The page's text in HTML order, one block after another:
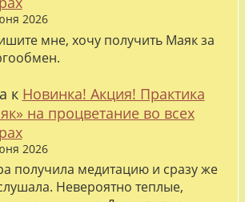
2026
мне, хочу получить Маяк за
к Новинка! Акция! Практика
на процветание во всех
2026
получила медитацию и сразу же
Невероятно теплые,